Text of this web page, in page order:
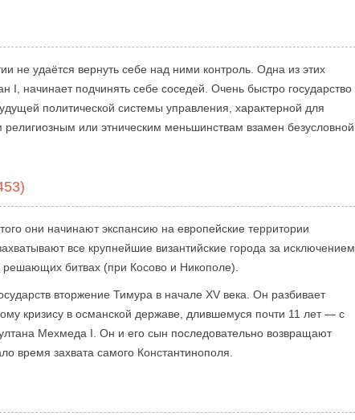
не удаётся вернуть себе над ними контроль. Одна из этих
начинает подчинять себе соседей. Очень быстро государство
политической системы управления, характерной для
или этническим меньшинствам взамен безусловной
они начинают экспансию на европейские территории
все крупнейшие византийские города за исключением
решающих битвах (при Косово и Никополе).
вторжение Тимура в начале XV века. Он разбивает
кризису в османской державе, длившемуся почти 11 лет — с
Мехмеда I. Он и его сын последовательно возвращают
время захвата самого Константинополя.